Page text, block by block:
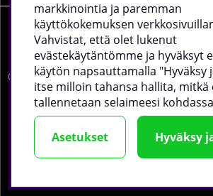
© 2026 tillskottsbolaget.fi. Käytämme
täältä.
markkinointia ja paremman
käyttökokemuksen
Vahvistat, että olet lukenut
evästekäytäntömme ja hyväksyt
käytön napsauttamalla "Hyväksy
itse milloin tahansa hallita, mitkä
tallennetaan selaimeesi
Asetukset Hyväksy